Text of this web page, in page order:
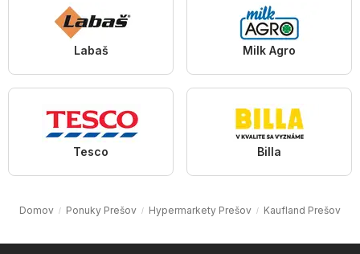
Labaš Milk Agro
Tesco Billa
Domov Ponuky Prešov Hypermarkety Prešov Kaufland Prešov